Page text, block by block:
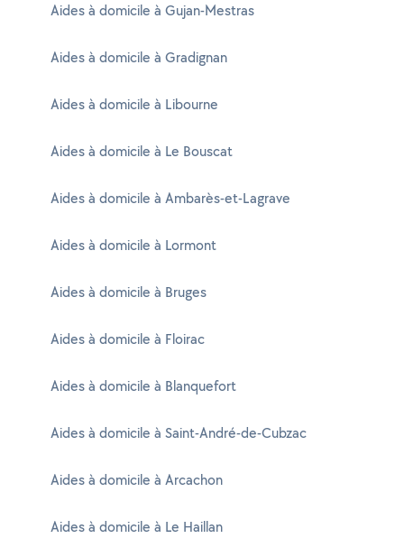
Aides à domicile à Gujan-Mestras
Aides à domicile à Gradignan
Aides à domicile à Libourne
Aides à domicile à Le Bouscat
Aides à domicile à Ambarès-et-Lagrave
Aides à domicile à Lormont
Aides à domicile à Bruges
Aides à domicile à Floirac
Aides à domicile à Blanquefort
Aides à domicile à Saint-André-de-Cubzac
Aides à domicile à Arcachon
Aides à domicile à Le Haillan